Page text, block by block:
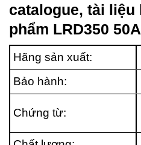
catalogue, tài liệu
phẩm LRD350 50A
Hãng sản xuất:
Bảo hành:
Chứng từ: